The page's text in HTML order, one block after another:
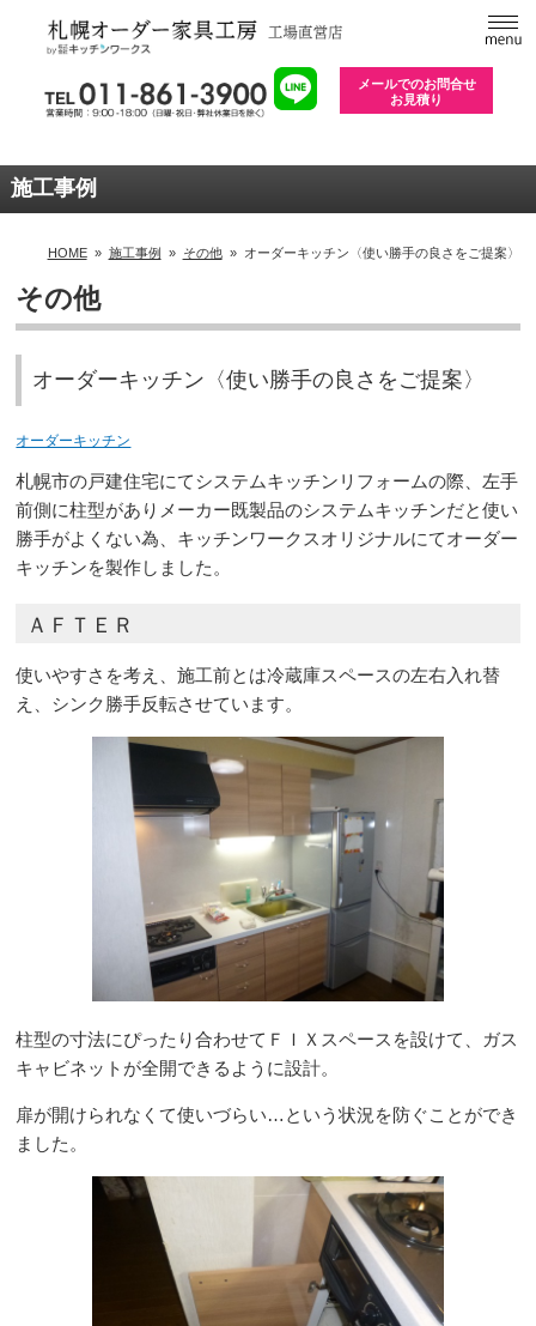
メールでのお問合せ
お見積り
施工事例
HOME» 施工事例 » その他» オーダーキッチン〈使い勝手の良さをご提案〉
その他
オーダーキッチン〈使い勝手の良さをご提案〉
オーダーキッチン
札幌市の戸建住宅にてシステムキッチンリフォームの際、左手
前側に柱型がありメーカー既製品のシステムキッチンだと使い
勝手がよくない為、キッチンワークスオリジナルにてオーダー
キッチンを製作しました。
ＡＦＴＥＲ
使いやすさを考え、施工前とは冷蔵庫スペースの左右入れ替
え、シンク勝手反転させています。
柱型の寸法にぴったり合わせてＦＩＸスペースを設けて、ガス
キャビネットが全開できるように設計。
扉が開けられなくて使いづらい…という状況を防ぐことができ
ました。